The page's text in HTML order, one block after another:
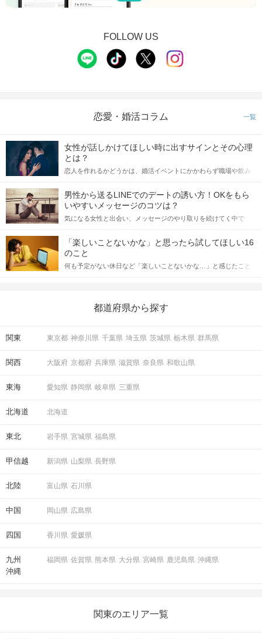
FOLLOW US
恋愛・婚活コラム 一覧
女性が話しかけてほしい時に出すサインとその心理
とは？
恋人を作れるかどうかは、婚活イベントにかかわらず職場や飲み
てアプローチできるかにも左右されます。 これから恋人作りを本
格的に始めようとしている方は、女性が異性を求めて出すサイン
をしっかりと理解し、正しい行動に移せるかどうかが重要。 この
記事では、女性が話しかけて欲しい時に出すサインとその心理を
合にどのような行動に繋げるべきかをご紹介していきます。
男性から送るLINEでのデートの誘い方！OKをもら
いやすいメッセージのコツは？
気になる女性と出会い、メッセージのやり取りを続けてく中で
しかし、中には「どう誘ったらいいの？」とお困りの男性もいら
っしゃるのではないでしょうか。 そこで今回は、男性から女性へ
送るLINEでのデートの誘い方のコツをご紹介します。例文も混じ
えながら解説するので、ぜひ参考にしてください。
「楽しいことないかな」と思ったら試してほしい16
のこと
何も予定がない休日など「楽しいことないかな…」と感じたこと
の楽しいことアイデアを集めました♪ いままさに楽しいことを探し
都道府県から探す
関東 東京都 神奈川県 千葉県 埼玉県 茨城県 栃木県 群馬県
関西 大阪府 京都府 兵庫県 滋賀県 奈良県 和歌山県
東海 愛知県 静岡県 岐阜県 三重県
北海道 北海道
東北 岩手県 宮城県 福島県
甲信越 新潟県 山梨県 長野県
北陸 富山県 石川県
中国 岡山県 広島県
四国 香川県 愛媛県
九州
沖縄
福岡県 佐賀県 熊本県 大分県 宮崎県 鹿児島県 沖縄県
関東のエリア一覧